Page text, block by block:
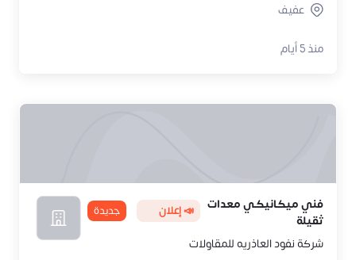
عفيف
منذ 5 أيام
فني ميكانيكي معدات
ثقيلة
📣 إعلان جديدة
شركة نفود العاذريه للمقاولات